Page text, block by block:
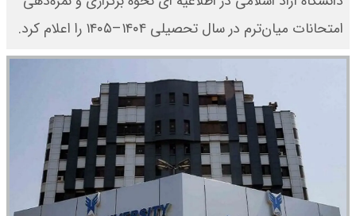
امتحانات میان‌ترم در سال تحصیلی ۱۴۰۴–۱۴۰۵ را اعلام کرد.